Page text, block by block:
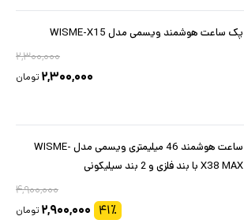
پک ساعت هوشمند ویسمی مدل WISME-X15
۲,۳۰۰,۰۰۰
۲,۳۰۰,۰۰۰ تومان
ساعت هوشمند 46 میلیمتری ویسمی مدل WISME-
X38 MAX با بند فلزی و 2 بند سیلیکونی
۴,۹۰۰,۰۰۰
۴۱٪ ۲,۹۰۰,۰۰۰ تومان